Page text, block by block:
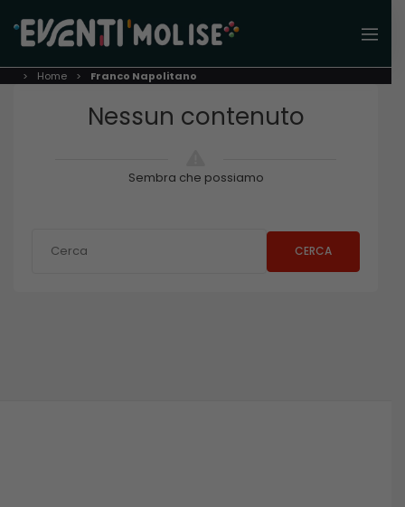
Home Franco Napolitano
Nessun contenuto
Sembra che possiamo
CERCA